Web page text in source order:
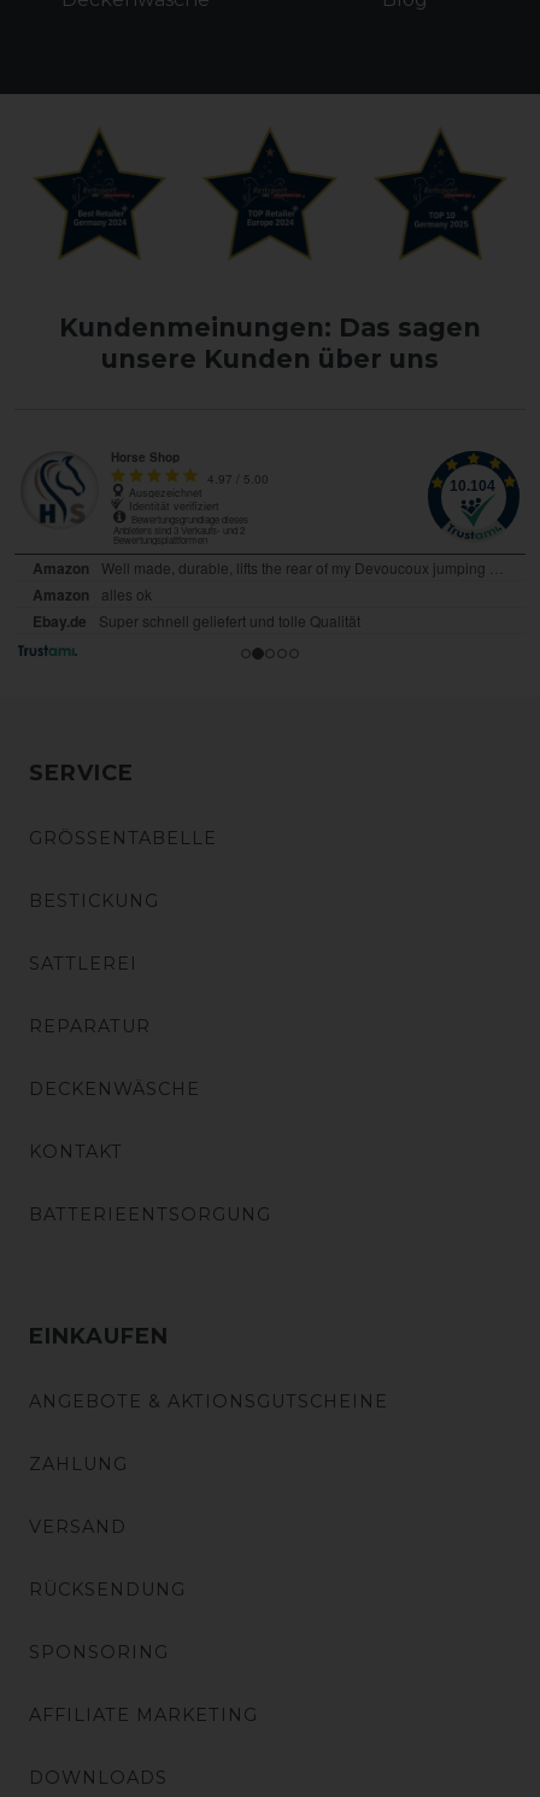
Kundenmeinungen: Das sagen
unsere Kunden über uns
SERVICE
GRÖSSENTABELLE
BESTICKUNG
SATTLEREI
REPARATUR
DECKENWÄSCHE
KONTAKT
BATTERIEENTSORGUNG
EINKAUFEN
ANGEBOTE & AKTIONSGUTSCHEINE
ZAHLUNG
VERSAND
RÜCKSENDUNG
SPONSORING
AFFILIATE MARKETING
DOWNLOADS